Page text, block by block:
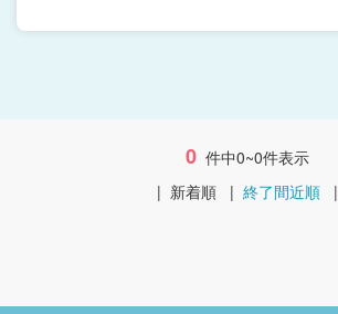
0 件中0~0件表示
| 新着順 | 終了間近順 |